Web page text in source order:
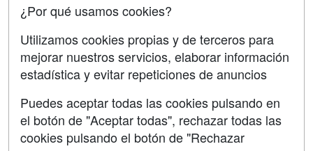
Contactar
Confidencialidad
Copyleft
SÍGUENOS EN:
¿Por qué usamos cookies?
Utilizamos cookies propias y de terceros para
mejorar nuestros servicios, elaborar información
estadística y evitar repeticiones de anuncios
Puedes aceptar todas las cookies pulsando en
el botón de "Aceptar todas", rechazar todas las
cookies pulsando el botón de "Rechazar